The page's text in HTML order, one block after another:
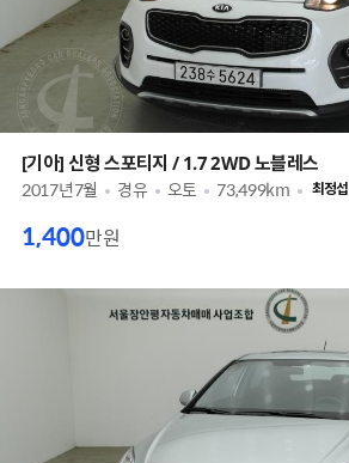
[기아] 신형 스포티지 / 1.7 2WD 노블레스
2017년7월 경유 오토 73,499km 최정섭
1,400만원